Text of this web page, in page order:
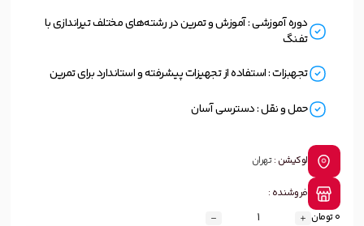
دوره آموزشی : آموزش و تمرین در رشته‌های مختلف تیراندازی با
تفنگ
تجهبزات : استفاده از تجهیزات پیشرفته و استاندارد برای تمرین
حمل و نقل : دسترسی آسان
لوکیشن :تهران
فروشنده :
0 تومان